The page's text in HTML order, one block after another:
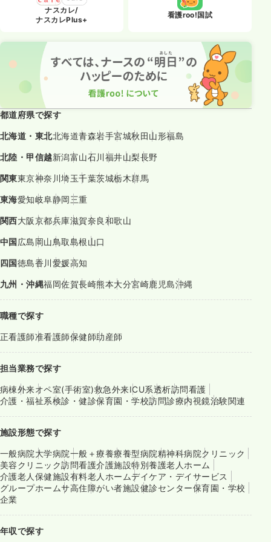
ナスカレ/
ナスカレPlus+
看護roo!国試
都道府県で探す
北海道・東北北海道青森岩手宮城秋田山形福島
北陸・甲信越新潟富山石川福井山梨長野
関東東京神奈川埼玉千葉茨城栃木群馬
東海愛知岐阜静岡三重
関西大阪京都兵庫滋賀奈良和歌山
中国広島岡山鳥取島根山口
四国徳島香川愛媛高知
九州・沖縄福岡佐賀長崎熊本大分宮崎鹿児島沖縄
職種で探す
正看護師准看護師保健師助産師
担当業務で探す
病棟外来オペ室(手術室)救急外来ICU系透析訪問看護
介護・福祉系検診・健診保育園・学校訪問診療内視鏡治験関連
施設形態で探す
一般病院大学病院一般＋療養療養型病院精神科病院クリニック
美容クリニック訪問看護介護施設特別養護老人ホーム
介護老人保健施設有料老人ホームデイケア・デイサービス
グループホームサ高住障がい者施設健診センター保育園・学校
企業
年収で探す